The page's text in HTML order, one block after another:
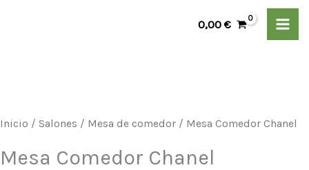
0,00€
Inicio / Salones / Mesa de comedor / Mesa Comedor Chanel
Mesa Comedor Chanel
Chanel